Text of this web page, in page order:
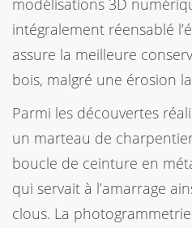
modélisations 3D
intégralement réensablé
assure la meilleure
bois, malgré une érosion
Parmi les découvertes
un marteau de
boucle de ceinture en
qui servait à l’amarrage
clous. La